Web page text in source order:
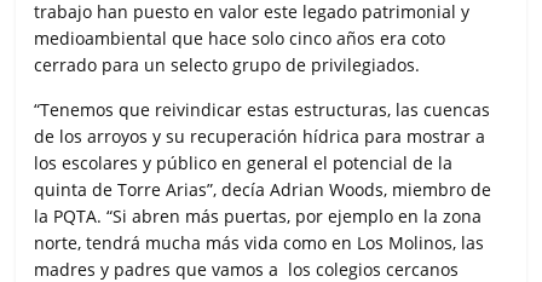
trabajo han puesto en valor este legado patrimonial y
medioambiental que hace solo cinco años era coto
cerrado para un selecto grupo de privilegiados.
“Tenemos que reivindicar estas estructuras, las cuencas
de los arroyos y su recuperación hídrica para mostrar a
los escolares y público en general el potencial de la
quinta de Torre Arias”, decía Adrian Woods, miembro de
la PQTA. “Si abren más puertas, por ejemplo en la zona
norte, tendrá mucha más vida como en Los Molinos, las
madres y padres que vamos a los colegios cercanos